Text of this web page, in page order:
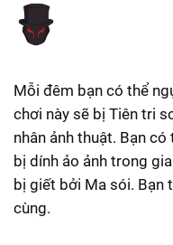
Mỗi đêm bạn có thể
chơi này sẽ bị Tiên tri
nhân ảnh thuật. Bạn
bị dính ảo ảnh trong
bị giết bởi Ma sói. Bạn
cùng.